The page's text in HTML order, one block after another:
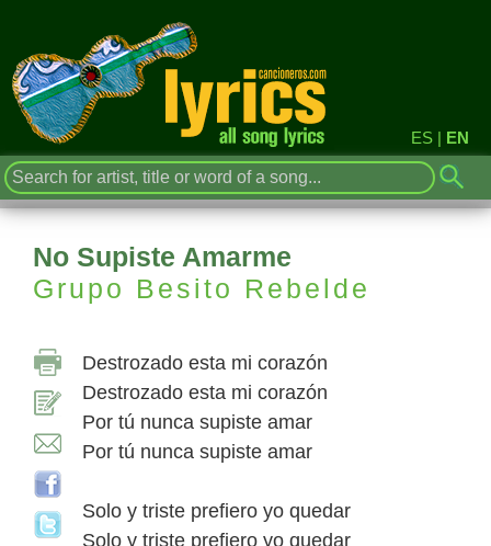
ES | EN
No Supiste Amarme
Grupo Besito Rebelde
Destrozado esta mi corazón
Destrozado esta mi corazón
Por tú nunca supiste amar
Por tú nunca supiste amar
Solo y triste prefiero yo quedar
Solo y triste prefiero yo quedar